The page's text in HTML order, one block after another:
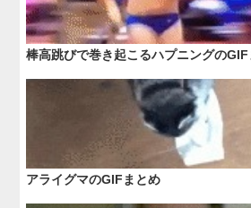
棒高跳びで巻き起こるハプニングの
アライグマのGIFまとめ